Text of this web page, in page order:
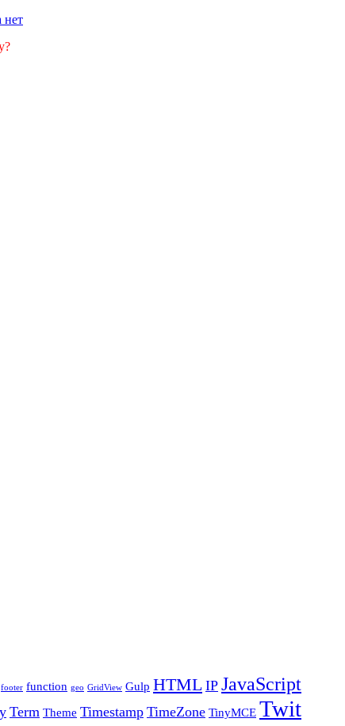
нет
footer function geo GridView Gulp HTML IP JavaScript
Term Theme Timestamp TimeZone TinyMCE Twit